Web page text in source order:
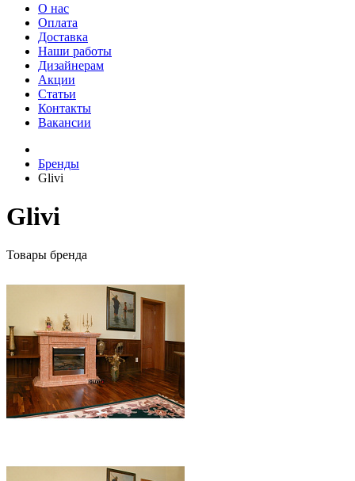
О нас
Оплата
Доставка
Наши работы
Дизайнерам
Акции
Статьи
Контакты
Вакансии
Бренды
Glivi
Glivi
Товары бренда